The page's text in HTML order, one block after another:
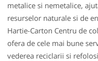
metalice si nemetalice,
resurselor naturale si de
Hartie-Carton Centru de
ofera de cele mai bune
vederea reciclarii si